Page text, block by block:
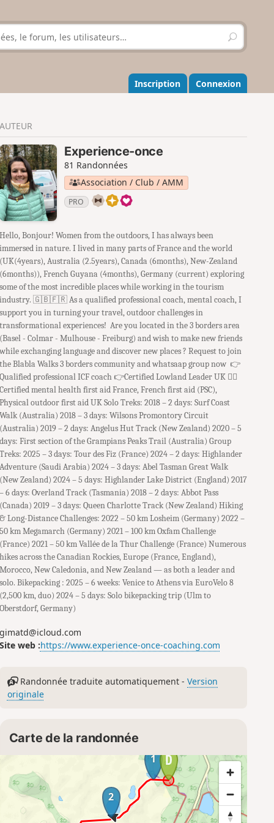
R
e
h
e
r
r
Inscription Connexion
AUTEUR
Experience-once
81 Randonnées
Association / Club / AMM
PRO
Hello, Bonjour! Women from the outdoors, I has always been
immersed in nature. I lived in many parts of France and the world
(UK(4years), Australia (2.5years), Canada (6months), New-Zealand
(6months)), French Guyana (4months), Germany (current) exploring
some of the most incredible places while working in the tourism
industry. ​ 🇬🇧🇫🇷 As a qualified professional coach, mental coach, I
support you in turning your travel, outdoor challenges in
transformational experiences! Are you located in the 3 borders area
(Basel - Colmar - Mulhouse - Freiburg) and wish to make new friends
while exchanging language and discover new places ? Request to join
the Blabla Walks 3 borders community and whatsaap group now 👉
Qualified professional ICF coach 👉Certified Lowland Leader UK 👉🏻
Certified mental health first aid France, French first aid (PSC),
Physical outdoor first aid UK Solo Treks: 2018 – 2 days: Surf Coast
Walk (Australia) 2018 – 3 days: Wilsons Promontory Circuit
(Australia) 2019 – 2 days: Angelus Hut Track (New Zealand) 2020 – 5
days: First section of the Grampians Peaks Trail (Australia) Group
Treks: 2025 – 3 days: Tour des Fiz (France) 2024 – 2 days: Highlander
Adventure (Saudi Arabia) 2024 – 3 days: Abel Tasman Great Walk
(New Zealand) 2024 – 5 days: Highlander Lake District (England) 2017
– 6 days: Overland Track (Tasmania) 2018 – 2 days: Abbot Pass
(Canada) 2019 – 3 days: Queen Charlotte Track (New Zealand) Hiking
& Long-Distance Challenges: 2022 – 50 km Losheim (Germany) 2022 –
50 km Megamarch (Germany) 2021 – 100 km Oxfam Challenge
(France) 2021 – 50 km Vallée de la Thur Challenge (France) Numerous
hikes across the Canadian Rockies, Europe (France, England),
Morocco, New Caledonia, and New Zealand — as both a leader and
solo. Bikepacking : 2025 – 6 weeks: Venice to Athens via EuroVelo 8
(2,500 km, duo) 2024 – 5 days: Solo bikepacking trip (Ulm to
Oberstdorf, Germany)
gimatd@icloud.com
Site web :https://www.experience-once-coaching.com
Randonnée traduite automatiquement -Version
originale
Carte de la randonnée
1
2